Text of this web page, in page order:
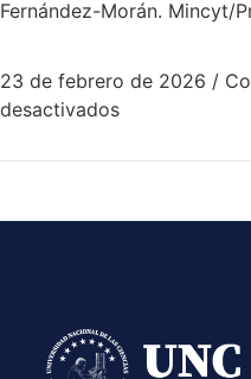
Fernández-Morán. Mincyt/
23 de febrero de 2026 /
desactivados